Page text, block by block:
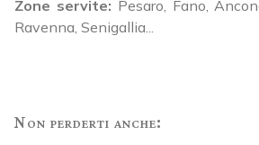
Zone servite: Pesaro, Fano,
Ravenna, Senigallia...
Non perderti anche: